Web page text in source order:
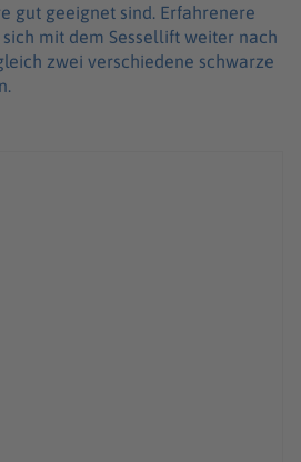
gut geeignet sind. Erfahrenere
mit dem Sessellift weiter nach
zwei verschiedene schwarze